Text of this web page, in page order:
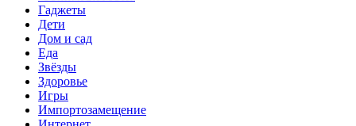
Гаджеты
Дети
Дом и сад
Еда
Звёзды
Здоровье
Игры
Импортозамещение